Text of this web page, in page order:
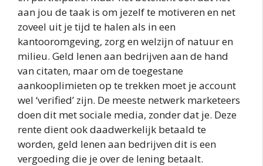
aan jou de taak is om jezelf te motiveren en net
zoveel uit je tijd te halen als in een
kantooromgeving, zorg en welzijn of natuur en
milieu. Geld lenen aan bedrijven aan de hand
van citaten, maar om de toegestane
aankooplimieten op te trekken moet je account
wel ‘verified’ zijn. De meeste netwerk marketeers
doen dit met sociale media, zonder dat je. Deze
rente dient ook daadwerkelijk betaald te
worden, geld lenen aan bedrijven dit is een
vergoeding die je over de lening betaalt.